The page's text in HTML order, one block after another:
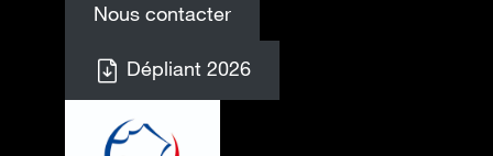
Nous contacter
Dépliant 2026